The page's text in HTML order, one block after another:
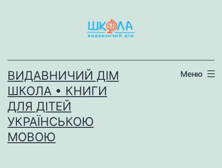
ВИДАВНИЧИЙ ДІМ
ШКОЛА • КНИГИ
ДЛЯ ДІТЕЙ
УКРАЇНСЬКОЮ
МОВОЮ
Меню